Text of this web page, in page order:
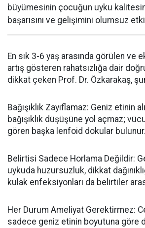
büyümesinin çocuğun uyku
başarısını ve gelişimini olumsuz
En sık 3-6 yaş arasında görülen ve
artış gösteren rahatsızlığa dair
dikkat çeken Prof. Dr. Özkarakaş,
Bağışıklık Zayıflamaz: Geniz etinin
bağışıklık düşüşüne yol açmaz;
gören başka lenfoid dokular bulunur.
Belirtisi Sadece Horlama Değildir:
uykuda huzursuzluk, dikkat
kulak enfeksiyonları da belirtiler
Her Durum Ameliyat Gerektirmez:
sadece geniz etinin boyutuna göre